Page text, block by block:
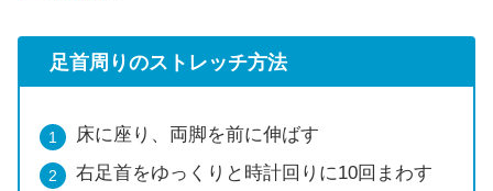
足首周りのストレッチ方法
床に座り、両脚を前に伸ばす
右足首をゆっくりと時計回りに10回まわす